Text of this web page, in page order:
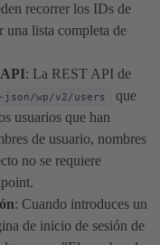
recorrer los IDs de
una lista completa de
: La REST API de
json/wp/v2/users
que
usuarios que han
de usuario, nombres
no se requiere
: Cuando introduces un
de inicio de sesión de